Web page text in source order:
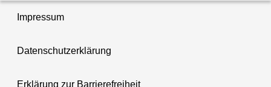
Impressum
Datenschutzerklärung
Erklärung zur Barrierefreiheit